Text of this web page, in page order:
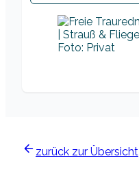
Foto: Privat
zurück zur Übersicht